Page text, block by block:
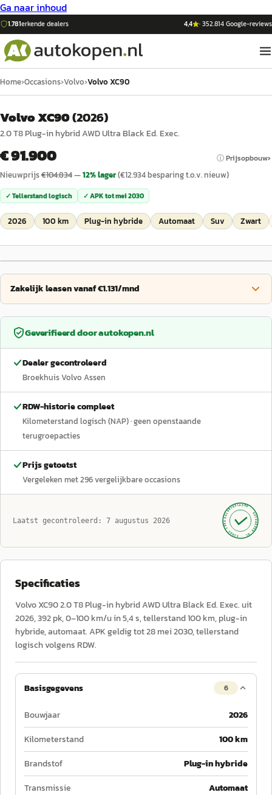
Ga naar inhoud
1.781erkende dealers 4,4 ·352.814Google-reviews
Home›Occasions›Volvo›Volvo XC90
Volvo XC90(2026)
2.0 T8 Plug-in hybrid AWD Ultra Black Ed. Exec.
€ 91.900 ⓘ Prijsopbouw
Nieuwprijs€104.834—12% lager(€12.934besparing t.o.v. nieuw)
✓ Tellerstand logisch ✓ APK totmei 2030
2026 100 km Plug-in hybride Automaat Suv Zwart
Zakelijk leasen vanaf €1.131/mnd
Geverifieerd doorautokopen.nl
Dealer gecontroleerd
Broekhuis Volvo Assen
RDW-historie compleet
Kilometerstand logisch (NAP)· geen openstaande
terugroepacties
Prijs getoetst
Vergeleken met296vergelijkbare occasions
Laatst gecontroleerd: 7 augustus 2026 GECONTROLEERD ·
AUTOKOPEN.NL
· SINDS 1999 ·
Specificaties
Volvo XC90 2.0 T8 Plug-in hybrid AWD Ultra Black Ed. Exec. uit
2026, 392 pk, 0–100 km/u in 5,4 s, tellerstand 100 km, plug-in
hybride, automaat. APK geldig tot 28 mei 2030, tellerstand
logisch volgens RDW.
Basisgegevens 6
Bouwjaar
2026
Kilometerstand
100 km
Brandstof
Plug-in hybride
Transmissie
Automaat